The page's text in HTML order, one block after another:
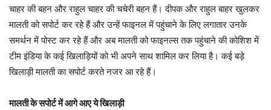
चाहर की बहन और राहुल चाहर की चचेरी बहन हैं। दीपक और राहुल बाहर खुलकर
मालती को सपोर्ट कर रहे हैं और उन्हें फाइनल में पहुंचाने के लिए लगातार उनके
समर्थन में पोस्ट कर रहे हैं और अब मालती को फाइनल्स तक पहुंचाने की कोशिश में
टीम इंडिया के कई खिलाड़ियों को भी अपने साथ शामिल कर लिया है। कई बड़े
खिलाड़ी मालती का सपोर्ट करते नजर आ रहे हैं।
मालती के सपोर्ट में आगे आए ये खिलाड़ी